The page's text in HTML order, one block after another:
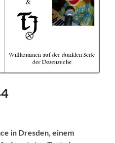
in Dresden, einem